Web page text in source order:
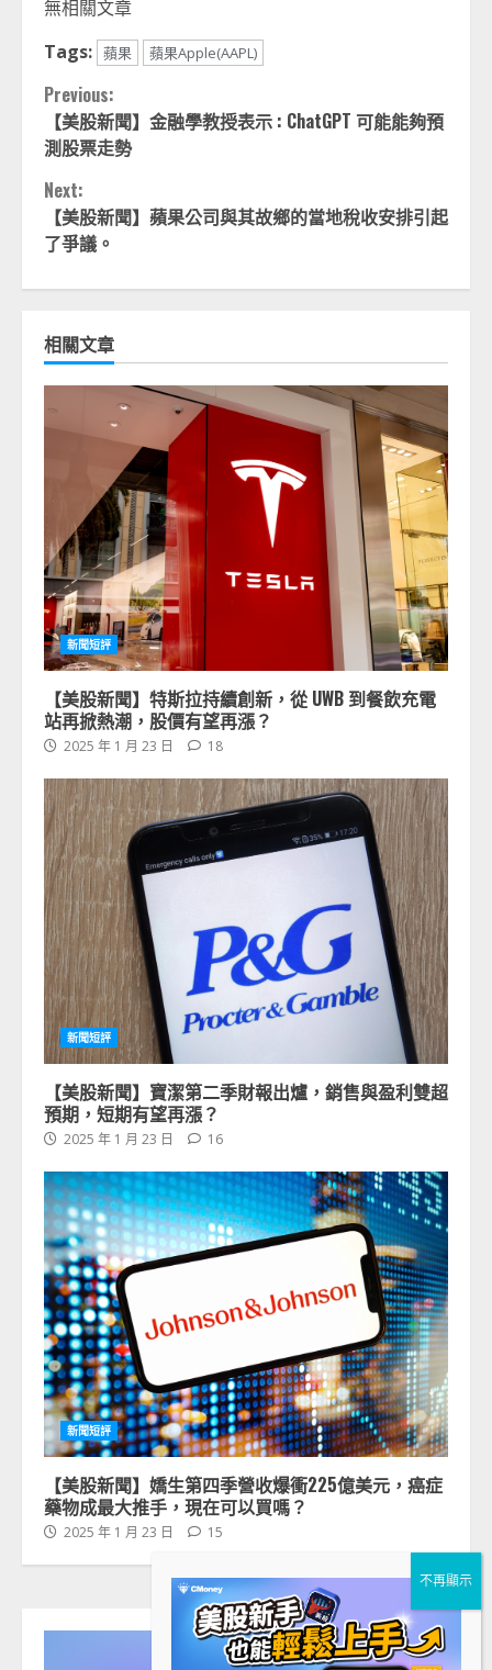
無相關文章
Tags: 蘋果 蘋果Apple(AAPL)
Continue
Reading
Previous:
【美股新聞】金融學教授表示 : ChatGPT 可能能夠預
測股票走勢
Next:
【美股新聞】蘋果公司與其故鄉的當地稅收安排引起
了爭議。
相關文章
新聞短評
【美股新聞】特斯拉持續創新，從 UWB 到餐飲充電
站再掀熱潮，股價有望再漲？
2025 年 1 月 23 日 18
新聞短評
【美股新聞】寶潔第二季財報出爐，銷售與盈利雙超
預期，短期有望再漲？
2025 年 1 月 23 日 16
新聞短評
【美股新聞】嬌生第四季營收爆衝225億美元，癌症
藥物成最大推手，現在可以買嗎？
2025 年 1 月 23 日 15